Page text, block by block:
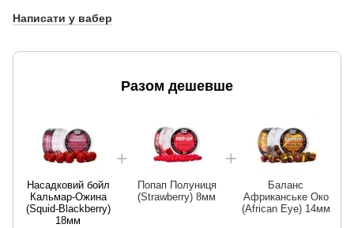
Написати у вабер
Разом дешевше
Насадковий бойл
Кальмар-Ожина
(Squid-Blackberry)
18мм
Попап Полуниця
(Strawberry) 8мм
Баланс
Африканське Око
(African Eye) 14мм